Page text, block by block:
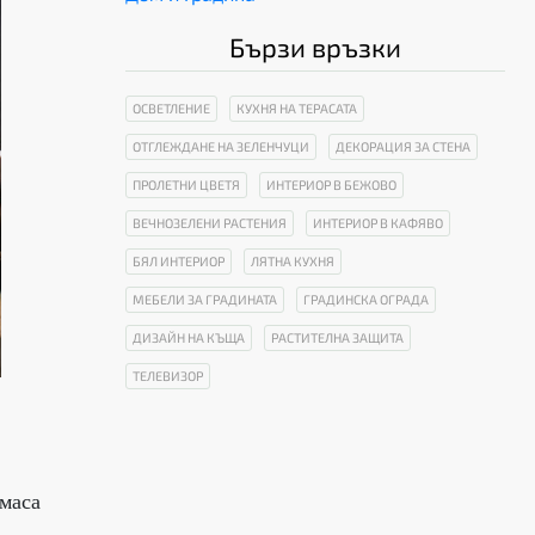
Бързи връзки
ОСВЕТЛЕНИЕ КУХНЯ НА ТЕРАСАТА
ОТГЛЕЖДАНЕ НА ЗЕЛЕНЧУЦИ ДЕКОРАЦИЯ ЗА СТЕНА
ПРОЛЕТНИ ЦВЕТЯ ИНТЕРИОР В БЕЖОВО
ВЕЧНОЗЕЛЕНИ РАСТЕНИЯ ИНТЕРИОР В КАФЯВО
БЯЛ ИНТЕРИОР ЛЯТНА КУХНЯ
МЕБЕЛИ ЗА ГРАДИНАТА ГРАДИНСКА ОГРАДА
ДИЗАЙН НА КЪЩА РАСТИТЕЛНА ЗАЩИТА
ТЕЛЕВИЗОР